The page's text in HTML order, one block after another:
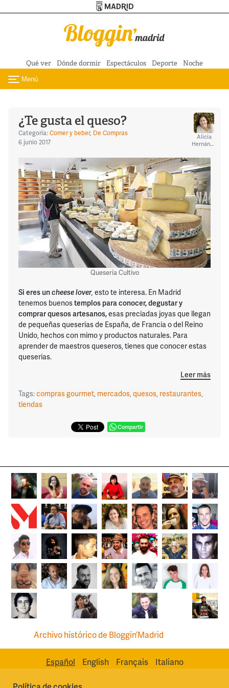
Pasar al contenido principal
Qué ver Dónde dormir Espectáculos Deporte Noche
Toggle navigation
Menú
¿Te gusta el queso?
Categoría: Comer y beber, De Compras
6 junio 2017
Alicia
Hernández
Quesería Cultivo
Si eres uncheese lover, esto te interesa. En Madrid
tenemos buenostemplos para conocer, degustar y
comprar quesos artesanos,esas preciadas joyas que llegan
de pequeñas queserías de España, de Francia o del Reino
Unido, hechos con mimo y productos naturales. Para
aprender de maestros queseros, tienes que conocer estas
queserías.
Leer más
Tags:compras gourmet, mercados,quesos, restaurantes,
tiendas
Compartir
Archivo histórico de Bloggin’Madrid
Español English Français Italiano